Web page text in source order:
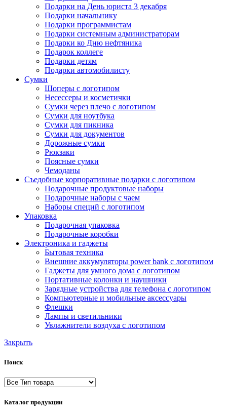
Подарки на День юриста 3 декабря
Подарки начальнику
Подарки программистам
Подарки системным администраторам
Подарки ко Дню нефтяника
Подарок коллеге
Подарки детям
Подарки автомобилисту
Сумки
Шоперы с логотипом
Несессеры и косметички
Сумки через плечо с логотипом
Сумки для ноутбука
Сумки для пикника
Сумки для документов
Дорожные сумки
Рюкзаки
Поясные сумки
Чемоданы
Съедобные корпоративные подарки с логотипом
Подарочные продуктовые наборы
Подарочные наборы с чаем
Наборы специй с логотипом
Упаковка
Подарочная упаковка
Подарочные коробки
Электроника и гаджеты
Бытовая техника
Внешние аккумуляторы power bank с логотипом
Гаджеты для умного дома с логотипом
Портативные колонки и наушники
Зарядные устройства для телефона с логотипом
Компьютерные и мобильные аксессуары
Флешки
Лампы и светильники
Увлажнители воздуха с логотипом
Закрыть
Поиск
Каталог продукции